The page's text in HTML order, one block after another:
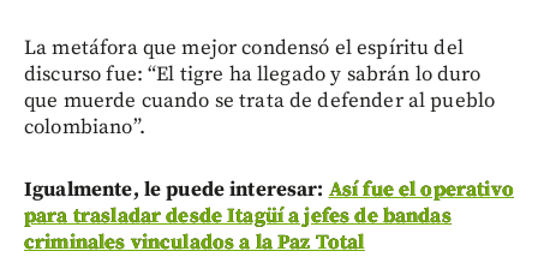
La metáfora que mejor condensó el espíritu del
discurso fue: “El tigre ha llegado y sabrán lo duro
que muerde cuando se trata de defender al pueblo
colombiano”.
Igualmente, le puede interesar: Así fue el operativo
para trasladar desde Itagüí a jefes de bandas
criminales vinculados a la Paz Total